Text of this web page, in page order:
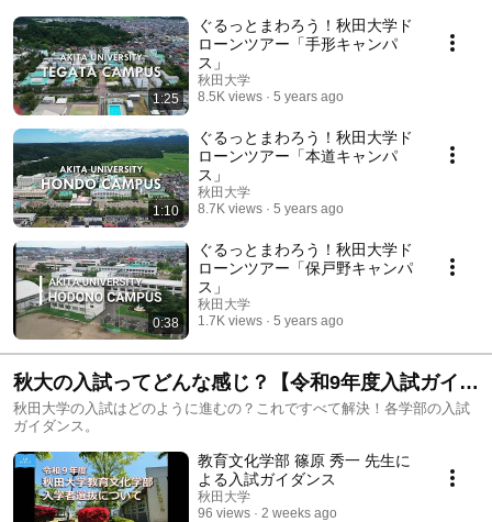
1:25
ぐるっとまわろう！秋田大学ド
ローンツアー「手形キャンパ
ス」
秋田大学
8.5K views
5 years ago
1:10
ぐるっとまわろう！秋田大学ド
ローンツアー「本道キャンパ
ス」
秋田大学
8.7K views
5 years ago
0:38
ぐるっとまわろう！秋田大学ド
ローンツアー「保戸野キャンパ
ス」
秋田大学
1.7K views
5 years ago
秋大の入試ってどんな感じ？【令和9年度入試ガイダ
ンス】
秋田大学の入試はどのように進むの？これですべて解決！各学部の入試
ガイダンス。
教育文化学部 篠原 秀一 先生に
よる入試ガイダンス
秋田大学
96 views
2 weeks ago